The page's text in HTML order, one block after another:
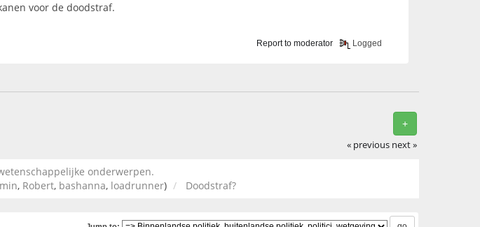
voor de doodstraf.
Report to moderator Logged
+
« previous next »
onderwerpen.
, Robert, bashanna, loadrunner) Doodstraf?